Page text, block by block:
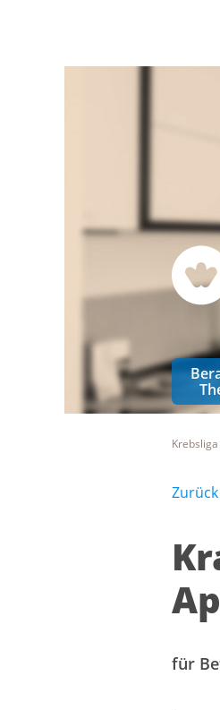
für